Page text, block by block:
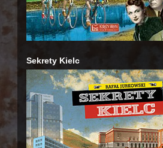
Sekrety Kielc